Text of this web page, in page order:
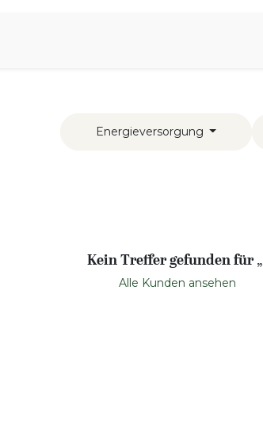
Energieversorgung
Kein Treffer gefunden für „
Alle Kunden ansehen